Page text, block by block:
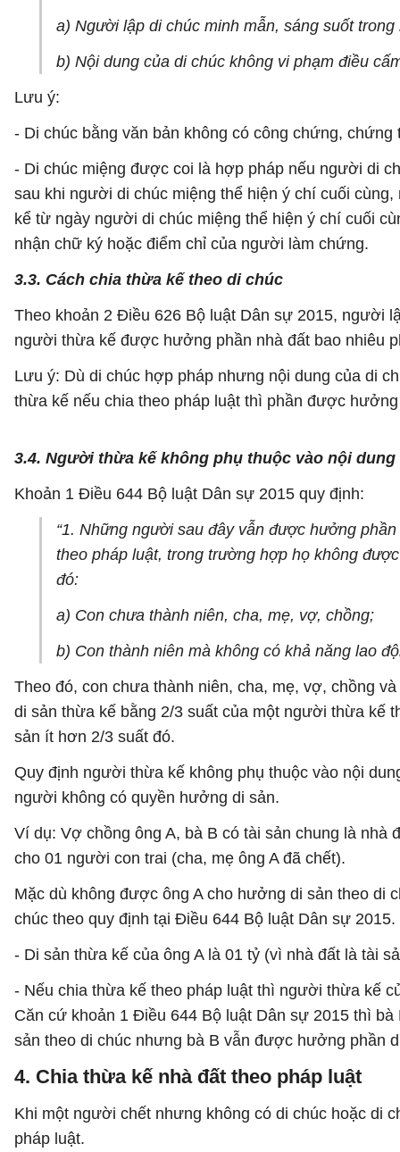
a) Người lập di chúc minh mẫn, sáng suốt
b) Nội dung của di chúc không vi phạm điều
Lưu ý:
- Di chúc bằng văn bản không có công chứng,
- Di chúc miệng được coi là hợp pháp nếu người di
sau khi người di chúc miệng thể hiện ý chí cuối
kể từ ngày người di chúc miệng thể hiện ý chí cuối
nhận chữ ký hoặc điểm chỉ của người làm chứng.
3.3. Cách chia thừa kế theo di chúc
Theo khoản 2 Điều 626 Bộ luật Dân sự 2015, người
người thừa kế được hưởng phần nhà đất bao nhiêu
Lưu ý: Dù di chúc hợp pháp nhưng nội dung của di
thừa kế nếu chia theo pháp luật thì phần được
3.4. Người thừa kế không phụ thuộc vào nội
Khoản 1 Điều 644 Bộ luật Dân sự 2015 quy định:
“1. Những người sau đây vẫn được hưởng
theo pháp luật, trong trường hợp họ không
đó:
a) Con chưa thành niên, cha, mẹ, vợ, chồng;
b) Con thành niên mà không có khả năng lao
Theo đó, con chưa thành niên, cha, mẹ, vợ, chồng
di sản thừa kế bằng 2/3 suất của một người thừa kế
sản ít hơn 2/3 suất đó.
Quy định người thừa kế không phụ thuộc vào nội
người không có quyền hưởng di sản.
Ví dụ: Vợ chồng ông A, bà B có tài sản chung là nhà
cho 01 người con trai (cha, mẹ ông A đã chết).
Mặc dù không được ông A cho hưởng di sản theo
chúc theo quy định tại Điều 644 Bộ luật Dân sự
- Di sản thừa kế của ông A là 01 tỷ (vì nhà đất là tài
- Nếu chia thừa kế theo pháp luật thì người thừa kế
Căn cứ khoản 1 Điều 644 Bộ luật Dân sự 2015 thì
sản theo di chúc nhưng bà B vẫn được hưởng phần
4. Chia thừa kế nhà đất theo pháp luật
Khi một người chết nhưng không có di chúc hoặc di
pháp luật.